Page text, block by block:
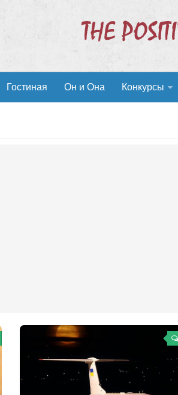
Гостиная Он и Она Конкурсы